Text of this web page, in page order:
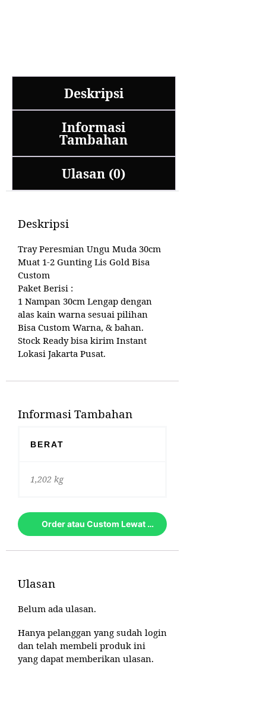
Deskripsi
Informasi
Tambahan
Ulasan (0)
Deskripsi
Tray Peresmian Ungu Muda 30cm
Muat 1-2 Gunting Lis Gold Bisa
Custom
Paket Berisi :
1 Nampan 30cm Lengap dengan
alas kain warna sesuai pilihan
Bisa Custom Warna, & bahan.
Stock Ready bisa kirim Instant
Lokasi Jakarta Pusat.
Informasi Tambahan
BERAT
1,202 kg
Order atau Custom Lewat Whatsapp
Ulasan
Belum ada ulasan.
Hanya pelanggan yang sudah login
dan telah membeli produk ini
yang dapat memberikan ulasan.